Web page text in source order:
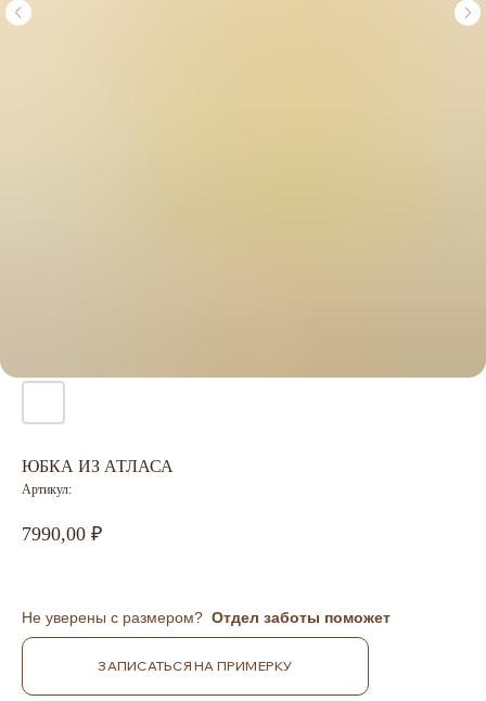
ЮБКА ИЗ АТЛАСА
Артикул:
7990,00
Не уверены с размером? Отдел заботы поможет
ЗАПИСАТЬСЯ НА ПРИМЕРКУ